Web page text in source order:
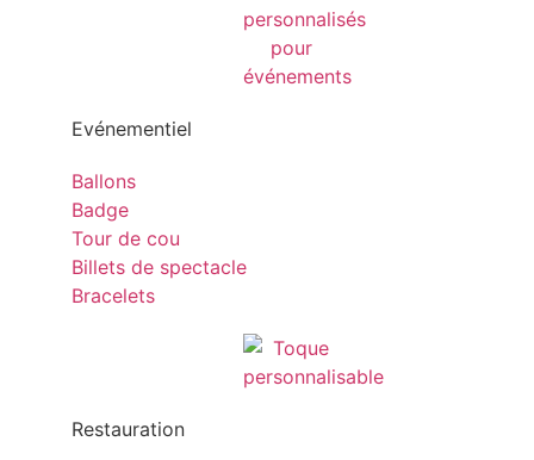
Evénementiel
Ballons
Badge
Tour de cou
Billets de spectacle
Bracelets
Restauration